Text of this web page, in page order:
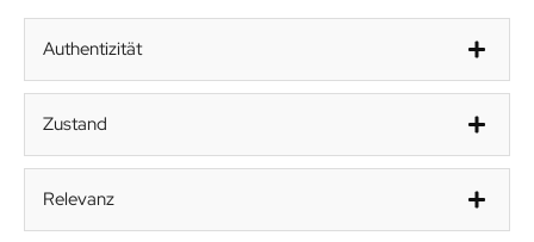
Authentizität
Zustand
Relevanz